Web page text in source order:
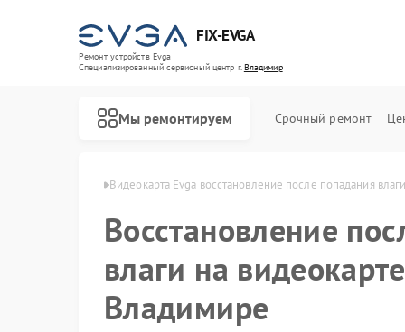
FIX-EVGA
Ремонт устройств Evga
Специализированный cервисный центр г.Владимир
Мы ремонтируем Срочный ремонт
Evga в Владимире Видеокарта Evga восстановление после попадания влаги
Восстановление
влаги на
Владимире